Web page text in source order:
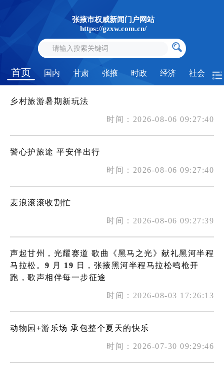
张掖市权威新闻门户网站
https://gzxw.com.cn/
首页 国内 甘肃 张掖 时政 经济 社会
乡村旅游暑期新玩法
时间：2026-08-06 09:27:40
警心护旅途 平安伴出行
时间：2026-08-06 09:27:40
麦浪滚滚收割忙
时间：2026-08-06 09:27:39
声起甘州，光耀赛道 歌曲《黑马之光》献礼黑河半程
马拉松。9 月 19 日，张掖黑河半程马拉松鸣枪开
跑，歌声相伴每一步征途
时间：2026-08-03 17:26:13
动物园+游乐场 承包整个夏天的快乐
时间：2026-07-30 09:29:46